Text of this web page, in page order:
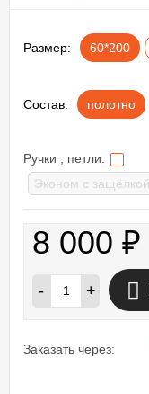
Размер: 60*200
Состав: полотно
Ручки , петли:
8 000 ₽
- +
Заказать через: